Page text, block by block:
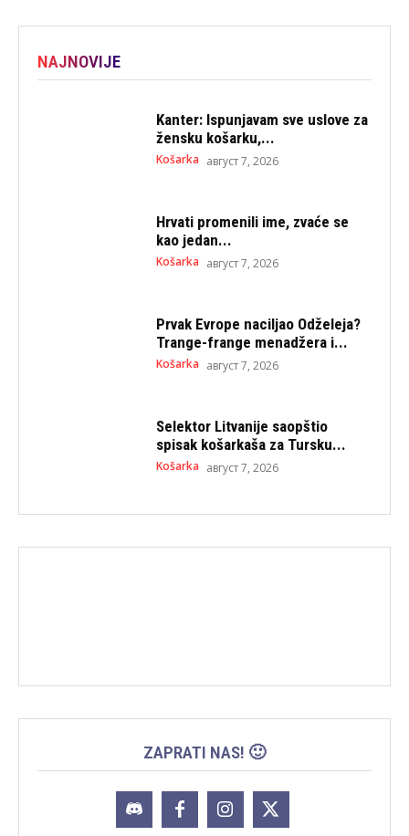
NAJNOVIJE
Kanter: Ispunjavam sve uslove za
žensku košarku,...
Košarka август 7, 2026
Hrvati promenili ime, zvaće se
kao jedan...
Košarka август 7, 2026
Prvak Evrope naciljao Odželeja?
Trange-frange menadžera i...
Košarka август 7, 2026
Selektor Litvanije saopštio
spisak košarkaša za Tursku...
Košarka август 7, 2026
ZAPRATI NAS! 🙂